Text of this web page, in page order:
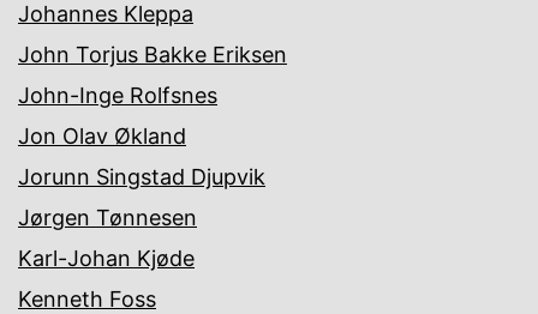
Johannes Kleppa
John Torjus Bakke Eriksen
John-Inge Rolfsnes
Jon Olav Økland
Jorunn Singstad Djupvik
Jørgen Tønnesen
Karl-Johan Kjøde
Kenneth Foss